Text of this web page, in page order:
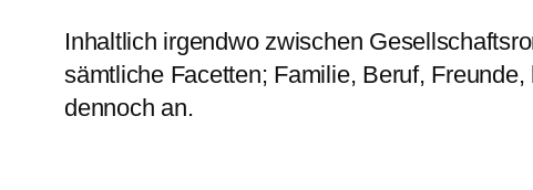
Inhaltlich irgendwo zwischen
sämtliche Facetten; Familie, Beruf,
dennoch an.